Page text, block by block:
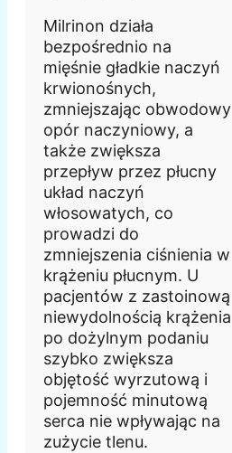
Milrinon działa
bezpośrednio na
mięśnie gładkie naczyń
krwionośnych,
zmniejszając obwodowy
opór naczyniowy, a
także zwiększa
przepływ przez płucny
układ naczyń
włosowatych, co
prowadzi do
zmniejszenia ciśnienia w
krążeniu płucnym. U
pacjentów z zastoinową
niewydolnością krążenia
po dożylnym podaniu
szybko zwiększa
objętość wyrzutową i
pojemność minutową
serca nie wpływając na
zużycie tlenu.